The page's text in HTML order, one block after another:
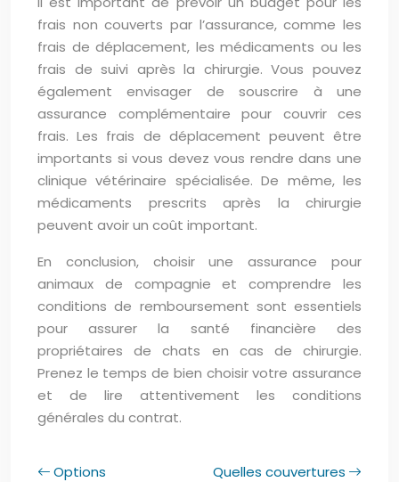
frais non couverts par l’assurance, comme les
frais de déplacement, les médicaments ou les
frais de suivi après la chirurgie. Vous pouvez
également envisager de souscrire à une
assurance complémentaire pour couvrir ces
frais. Les frais de déplacement peuvent être
importants si vous devez vous rendre dans une
clinique vétérinaire spécialisée. De même, les
médicaments prescrits après la chirurgie
peuvent avoir un coût important.
En conclusion, choisir une assurance pour
animaux de compagnie et comprendre les
conditions de remboursement sont essentiels
pour assurer la santé financière des
propriétaires de chats en cas de chirurgie.
Prenez le temps de bien choisir votre assurance
et de lire attentivement les conditions
générales du contrat.
Options
Quelles couvertures